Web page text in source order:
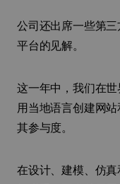
公司还出席一些第
平台的见解。
这一年中，我们在
用当地语言创建网
其参与度。
在设计、建模、仿